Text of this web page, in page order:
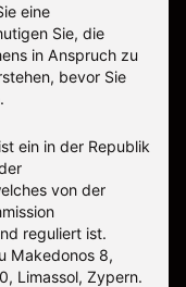
eine
Sie, die
in Anspruch zu
bevor Sie
ein in der Republik
von der
reguliert ist.
Makedonos 8,
Limassol, Zypern.